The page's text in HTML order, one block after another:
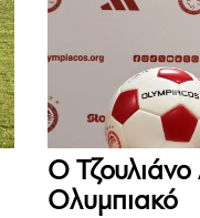
Ο Τζουλιάνο
Ολυμπιακό